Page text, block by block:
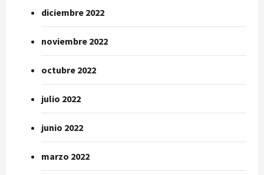
diciembre 2022
noviembre 2022
octubre 2022
julio 2022
junio 2022
marzo 2022